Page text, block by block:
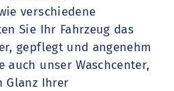
verschiedene
Sie Ihr Fahrzeug das
gepflegt und angenehm
auch unser Waschcenter,
Glanz Ihrer